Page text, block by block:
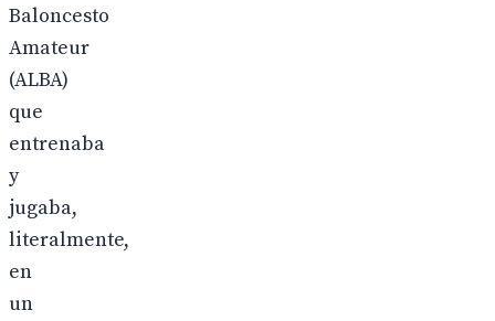
Baloncesto
Amateur
(ALBA)
que
entrenaba
y
jugaba,
literalmente,
en
un